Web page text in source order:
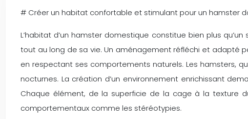
# Créer un habitat confortable et stimulant pour un hamster
L’habitat d’un hamster domestique constitue bien plus
tout au long de sa vie. Un aménagement réfléchi et adapté
en respectant ses comportements naturels. Les hamsters,
nocturnes. La création d’un environnement enrichissant
Chaque élément, de la superficie de la cage à la texture
comportementaux comme les stéréotypies.